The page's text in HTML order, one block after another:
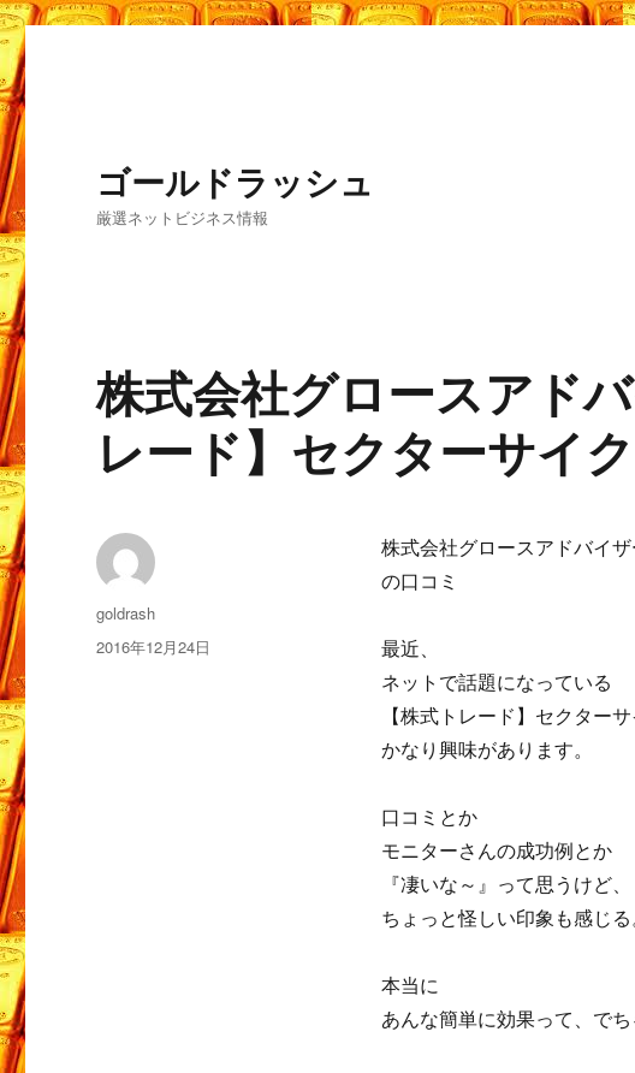
ゴールドラッシュ
厳選ネットビジネス情報
株式会社グロースアド
レード】セクターサイ
株式会社グロースアドバイ
の口コミ
最近、
ネットで話題になっている
【株式トレード】セクターサ
かなり興味があります。
口コミとか
モニターさんの成功例とか
『凄いな～』って思うけど、
ちょっと怪しい印象も感じる
本当に
あんな簡単に効果って、でち
投
稿
goldrash
投
2016年12月24日